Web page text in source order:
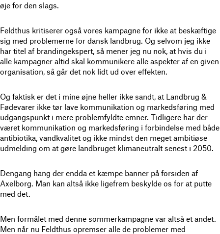
øje for den slags.
Feldthus kritiserer også vores kampagne for ikke at beskæftige
sig med problemerne for dansk landbrug. Og selvom jeg ikke
har titel af brandingekspert, så mener jeg nu nok, at hvis du i
alle kampagner altid skal kommunikere alle aspekter af en given
organisation, så går det nok lidt ud over effekten.
Og faktisk er det i mine øjne heller ikke sandt, at Landbrug &
Fødevarer ikke tør lave kommunikation og markedsføring med
udgangspunkt i mere problemfyldte emner. Tidligere har der
været kommunikation og markedsføring i forbindelse med både
antibiotika, vandkvalitet og ikke mindst den meget ambitiøse
udmelding om at gøre landbruget klimaneutralt senest i 2050.
Dengang hang der endda et kæmpe banner på forsiden af
Axelborg. Man kan altså ikke ligefrem beskylde os for at putte
med det.
Men formålet med denne sommerkampagne var altså et andet.
Men når nu Feldthus opremser alle de problemer med